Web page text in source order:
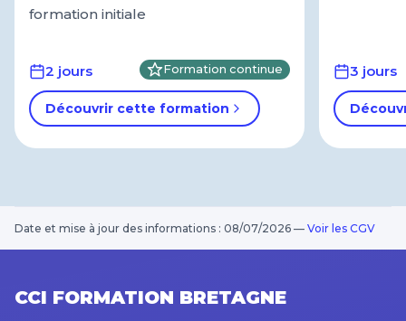
formation initiale
2 jours Formation continue
Découvrir cette formation
3 jours
Date et mise à jour des informations : 08/07/2026 — Voir les CGV
CCI FORMATION BRETAGNE